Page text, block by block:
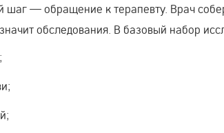
шаг — обращение к терапевту. Врач
обследования. В базовый набор